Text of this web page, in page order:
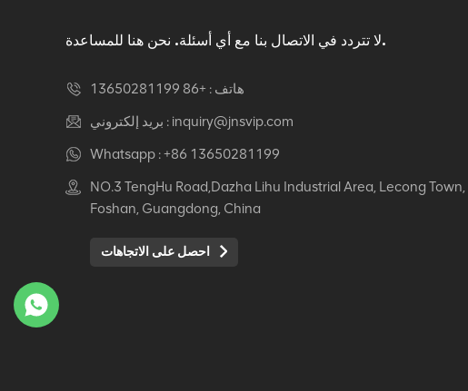
كرسي جلدي مريح Auding:
المكتبي والمنزلي
عرض التفاصيل
كرسي جلدي مريح من
طوال اليوم
لا تتردد في الاتصال بنا مع أي أسئلة. نحن هنا للمساعدة.
هاتف : +86 13650281199
بريد إلكتروني : inquiry@jnsvip.com
Whatsapp :+86 13650281199
NO.3 TengHu Road,Dazha Lihu Industrial Area, Lecong Town,
Foshan, Guangdong, China